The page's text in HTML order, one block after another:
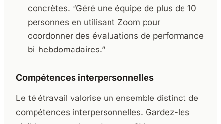
concrètes. “Géré une équipe de plus de 10
personnes en utilisant Zoom pour
coordonner des évaluations de performance
bi-hebdomadaires.”
Compétences interpersonnelles
Le télétravail valorise un ensemble distinct de
compétences interpersonnelles. Gardez-les